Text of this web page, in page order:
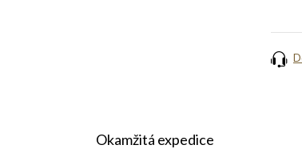
Okamžitá expedice